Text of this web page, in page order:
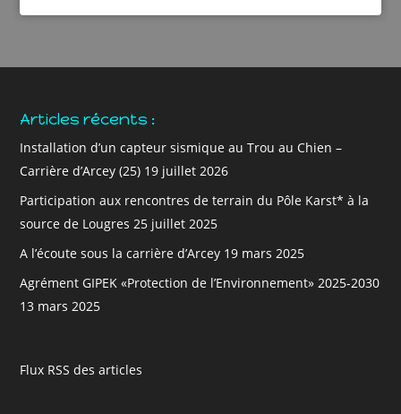
Articles récents :
Installation d’un capteur sismique au Trou au Chien –
Carrière d’Arcey (25) 19 juillet 2026
Participation aux rencontres de terrain du Pôle Karst* à la
source de Lougres 25 juillet 2025
A l’écoute sous la carrière d’Arcey 19 mars 2025
Agrément GIPEK «Protection de l’Environnement» 2025-2030
13 mars 2025
Flux RSS des articles